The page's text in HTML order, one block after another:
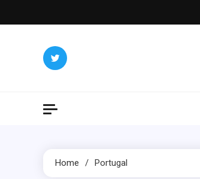
to
Home Portugal